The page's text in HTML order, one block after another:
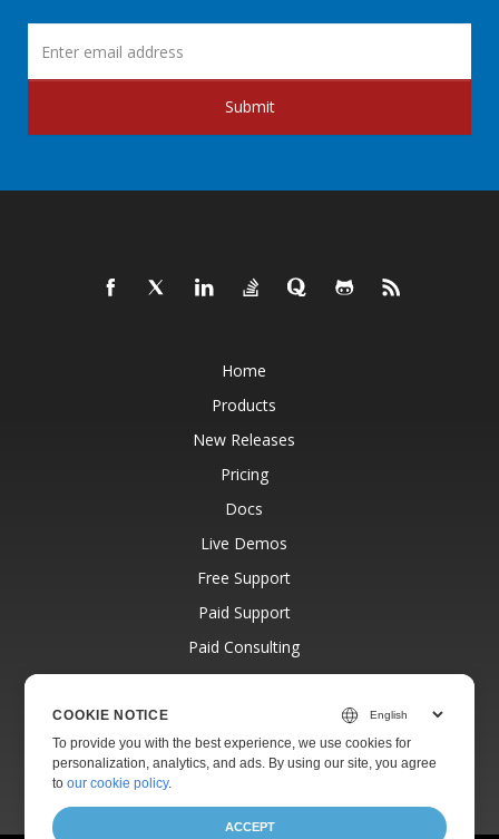
Submit
Home
Products
New Releases
Pricing
Docs
Live Demos
Free Support
Paid Support
Paid Consulting
Blog
About
COOKIE NOTICE
To provide you with the best experience, we use cookies for
personalization, analytics, and ads. By using our site, you agree
toour cookie policy.
ACCEPT